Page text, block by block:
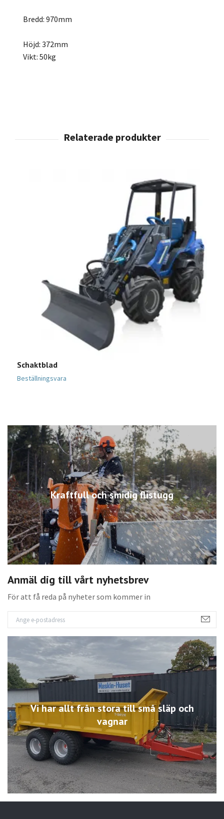
Kraftfull och smidig flistugg
Anmäl dig till vårt nyhetsbrev
För att få reda på nyheter som kommer in
Vi har allt från stora till små släp och
vagnar
Bredd: 970mm
Höjd: 372mm
Vikt: 50kg
Schaktblad
Beställningsvara